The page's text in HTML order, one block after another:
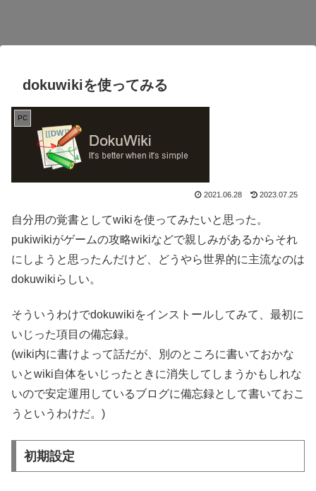
dokuwikiを使ってみる
PC
2021.06.28 2023.07.25
自分用の覚書としてwikiを使ってみたいと思った。
pukiwikiがゲームの攻略wikiなどで親しみがあるからそれ
にしようと思ったんだけど、どうやら世界的に主流なのは
dokuwikiらしい。
そういうわけでdokuwikiをインストールしてみて、最初に
いじった項目の備忘録。
(wiki内に書けよって話だが、別のところに書いておかな
いとwiki自体をいじったときに消失してしまうかもしれな
いので安定運用しているブログに備忘録として書いておこ
うというわけだ。)
初期設定